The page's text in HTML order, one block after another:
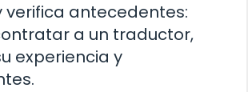
verifica antecedentes:
a un traductor,
experiencia y